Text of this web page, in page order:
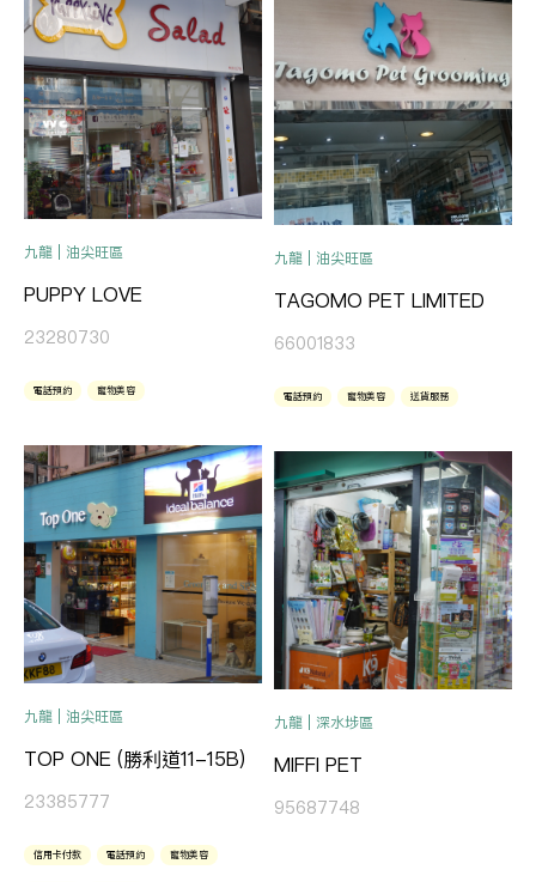
九龍 | 油尖旺區
PUPPY LOVE
23280730
電話預約 寵物美容
九龍 | 油尖旺區
TAGOMO PET LIMITED
66001833
電話預約 寵物美容 送貨服務
九龍 | 油尖旺區
TOP ONE (勝利道11-15B)
23385777
信用卡付款 電話預約 寵物美容
九龍 | 深水埗區
MIFFI PET
95687748